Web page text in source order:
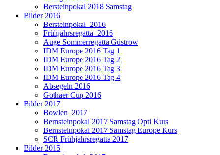
Bersteinpokal 2018 Samstag
Bilder 2016
Bersteinpokal_2016
Frühjahrsregatta_2016
Auge Sommerregatta Güstrow
IDM Europe 2016 Tag 1
IDM Europe 2016 Tag 2
IDM Europe 2016 Tag 3
IDM Europe 2016 Tag 4
Absegeln 2016
Gothaer Cup 2016
Bilder 2017
Bowlen_2017
Bernsteinpokal 2017 Samstag Opti Kurs
Bernsteinpokal 2017 Samstag Europe Kurs
SCR Frühjahrsregatta 2017
Bilder 2015